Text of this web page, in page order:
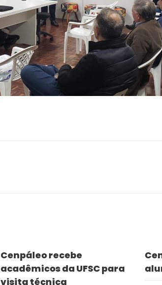
Cenpáleo recebe
acadêmicos da UFSC para
visita técnica